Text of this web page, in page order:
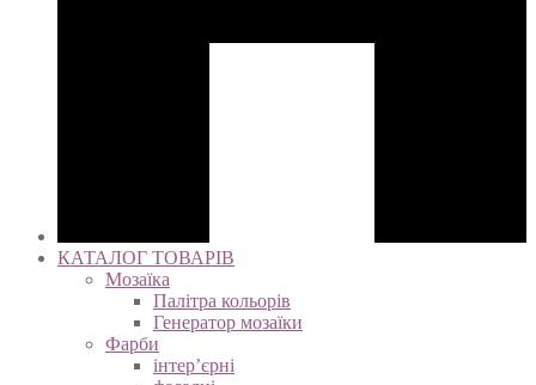
КАТАЛОГ ТОВАРІВ
Мозаїка
Палітра кольорів
Генератор мозаїки
Фарби
інтер’єрні